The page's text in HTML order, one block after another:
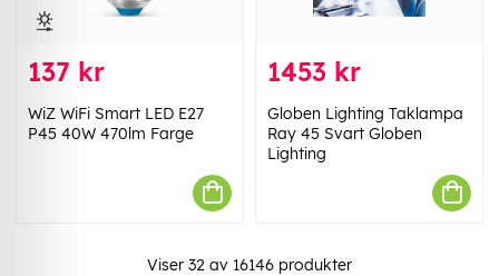
137 kr
WiZ WiFi Smart LED E27
P45 40W 470lm Farge
1453 kr
Globen Lighting Taklampa
Ray 45 Svart Globen
Lighting
Viser 32 av 16146 produkter